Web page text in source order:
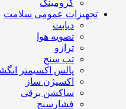
گرومینگ
تجهیزات عمومی سلامت
دیابت
تصویه هوا
ترازو
تب سنج
پالس اکسیمتر
اکسیژن ساز
ساکشن برقی
فشارسنج